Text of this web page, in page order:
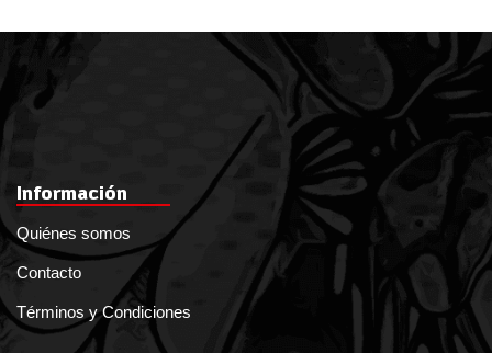
Información
Quiénes somos
Contacto
Términos y Condiciones